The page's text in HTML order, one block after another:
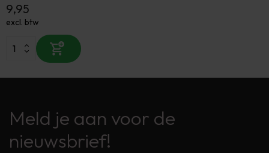
9,95
excl. btw
Meld je aan voor de
nieuwsbrief!